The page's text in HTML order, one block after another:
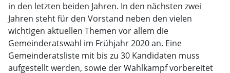
in den letzten beiden Jahren. In den nächsten zwei
Jahren steht für den Vorstand neben den vielen
wichtigen aktuellen Themen vor allem die
Gemeinderatswahl im Frühjahr 2020 an. Eine
Gemeinderatsliste mit bis zu 30 Kandidaten muss
aufgestellt werden, sowie der Wahlkampf vorbereitet